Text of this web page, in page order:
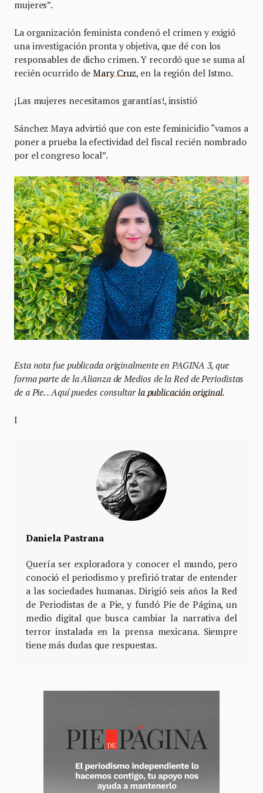
mujeres”.
La organización feminista condenó el crimen y exigió
una investigación pronta y objetiva, que dé con los
responsables de dicho crimen. Y recordó que se suma al
recién ocurrido deMary Cruz, en la región del Istmo.
¡Las mujeres necesitamos garantías!, insistió
Sánchez Maya advirtió que con este feminicidio “vamos a
poner a prueba la efectividad del fiscal recién nombrado
por el congreso local”.
Esta nota fue publicada originalmente en PAGINA 3, que
forma parte de la Alianza de Medios de la Red de Periodistas
de a Pie. . Aquí puedes consultarla publicaciónoriginal.
I
Daniela Pastrana
Quería ser exploradora y conocer el mundo, pero
conoció el periodismo y prefirió tratar de entender
a las sociedades humanas. Dirigió seis años la Red
de Periodistas de a Pie, y fundó Pie de Página, un
medio digital que busca cambiar la narrativa del
terror instalada en la prensa mexicana. Siempre
tiene más dudas que respuestas.